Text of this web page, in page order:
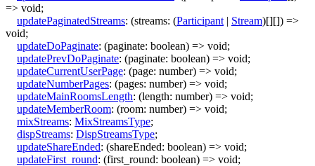
=> void;
updatePaginatedStreams: (streams: (Participant | Stream)[][]) =>
void;
updateDoPaginate: (paginate: boolean) => void;
updatePrevDoPaginate: (paginate: boolean) => void;
updateCurrentUserPage: (page: number) => void;
updateNumberPages: (pages: number) => void;
updateMainRoomsLength: (length: number) => void;
updateMemberRoom: (room: number) => void;
mixStreams: MixStreamsType;
dispStreams: DispStreamsType;
updateShareEnded: (shareEnded: boolean) => void;
updateFirst_round: (first_round: boolean) => void;